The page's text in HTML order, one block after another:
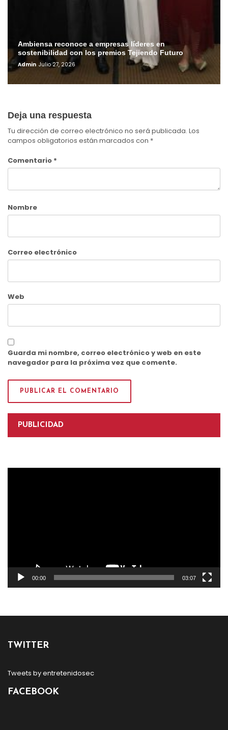
Ambiensa reconoce a empresas líderes en
sostenibilidad con los premios Tejiendo Futuro
Admin Julio 27, 2026
Deja una respuesta
Tu dirección de correo electrónico no será publicada. Los
campos obligatorios están marcados con *
Comentario *
Nombre
Correo electrónico
Web
Guarda mi nombre, correo electrónico y web en este
navegador para la próxima vez que comente.
PUBLICIDAD
00:00 03:07
TWITTER
Tweets by entretenidosec
FACEBOOK